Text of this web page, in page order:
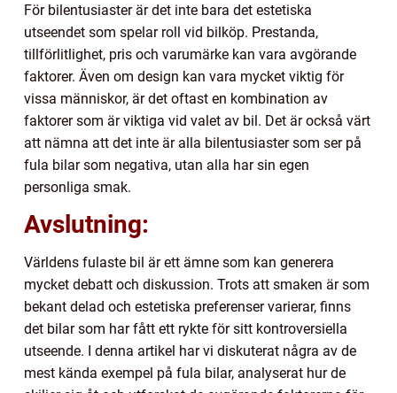
För bilentusiaster är det inte bara det estetiska
utseendet som spelar roll vid bilköp. Prestanda,
tillförlitlighet, pris och varumärke kan vara avgörande
faktorer. Även om design kan vara mycket viktig för
vissa människor, är det oftast en kombination av
faktorer som är viktiga vid valet av bil. Det är också värt
att nämna att det inte är alla bilentusiaster som ser på
fula bilar som negativa, utan alla har sin egen
personliga smak.
Avslutning:
Världens fulaste bil är ett ämne som kan generera
mycket debatt och diskussion. Trots att smaken är som
bekant delad och estetiska preferenser varierar, finns
det bilar som har fått ett rykte för sitt kontroversiella
utseende. I denna artikel har vi diskuterat några av de
mest kända exempel på fula bilar, analyserat hur de